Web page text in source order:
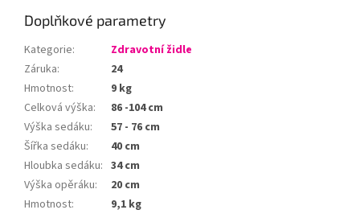
Doplňkové parametry
Kategorie:
Zdravotní židle
Záruka:
24
Hmotnost:
9 kg
Celková výška:
86 -104 cm
Výška sedáku:
57 - 76 cm
Šířka sedáku:
40 cm
Hloubka sedáku: 34 cm
Výška opěráku:
20 cm
Hmotnost:
9,1 kg